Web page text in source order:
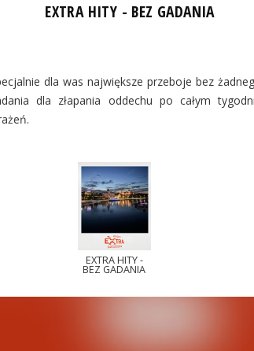
EXTRA HITY - BEZ GADANIA
dla was największe przeboje bez
dla złapania oddechu po całym
EXTRA HITY -
BEZ GADANIA